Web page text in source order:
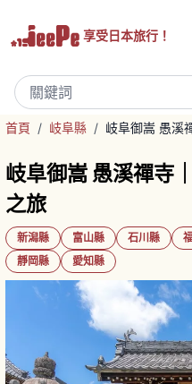
享受日本旅行！
首頁 / 岐阜縣 / 岐阜御嵩 愚溪
岐阜御嵩 愚溪禪寺
之旅
新潟縣 富山縣 石川縣
靜岡縣
愛知縣